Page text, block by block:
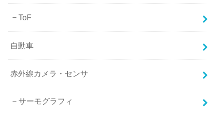
ToF
自動車
赤外線カメラ・センサ
サーモグラフィ